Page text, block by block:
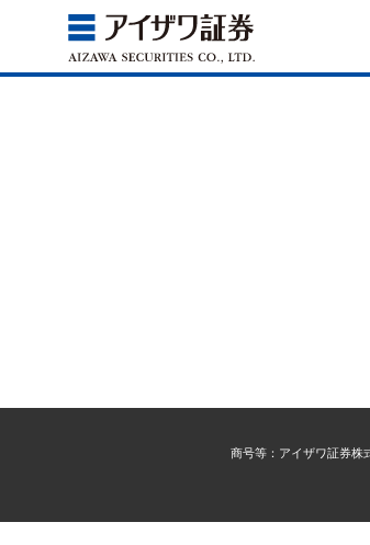
商号等：アイザワ証券株